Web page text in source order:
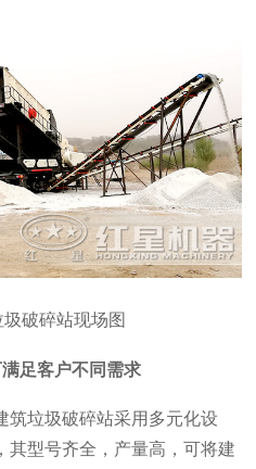
破碎站现场图
足客户不同需求
筑垃圾破碎站采用多元化设
其型号齐全，产量高，可将建